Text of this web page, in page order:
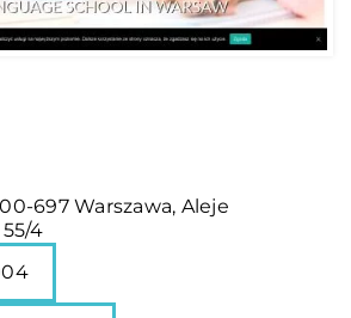
697 Warszawa, Aleje
4